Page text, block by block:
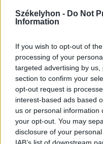
Székelyhon - Do Not
Information
If you wish to opt-out of
processing of your
targeted advertising by
section to confirm your
opt-out request is
interest-based ads based
us or personal information
your opt-out. You may
disclosure of your
2026. július 19., 11:07
Szoknyás
ötletként
eseménnyé vált